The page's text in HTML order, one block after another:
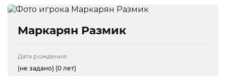
Маркарян Размик
Дата рождения
(не задано) (0 лет)